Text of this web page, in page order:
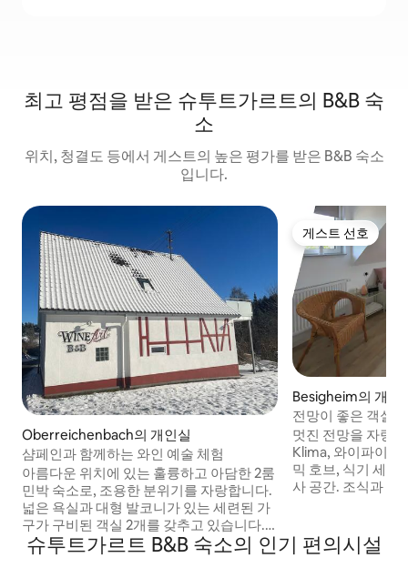
최고 평점을 받은 슈투트가르트의 B&B 숙
소
위치, 청결도 등에서 게스트의 높은 평가를 받은 B&B 숙소
입니다.
Oberreichenbach의 개인실
샴페인과 함께하는 와인 예술 체험
아름다운 위치에 있는 훌륭하고 아담한 2룸
민박 숙소로, 조용한 분위기를 자랑합니다.
넓은 욕실과 대형 발코니가 있는 세련된 가
구가 구비된 객실 2개를 갖추고 있습니다.
저희는 또한 인접한 작은 와인 매장
(Bernd's Burgunderlädle)을 운영하며 엄
게스트 선호
게스트 선호
Besigheim의 개인
전망이 좋은 객실
멋진 전망을 자랑하
Klima, 와이파이 샤워실/화장실 오븐, 세라
믹 호브, 식기 세척
사 공간. 조식과 함
와 엔즈, 웅장한 포
니다. 매우 좋은 미
슈투트가르트 B&B 숙소의 인기 편의시설